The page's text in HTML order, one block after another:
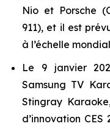
Nio et Porsche
911), et il est
à l’échelle
Le 9 janvier
Samsung TV
Stingray
d’innovation